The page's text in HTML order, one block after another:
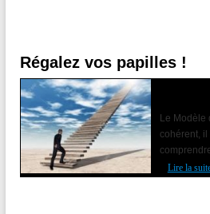
Régalez vos papilles !
Le Modèle
cohérent,
Lire la